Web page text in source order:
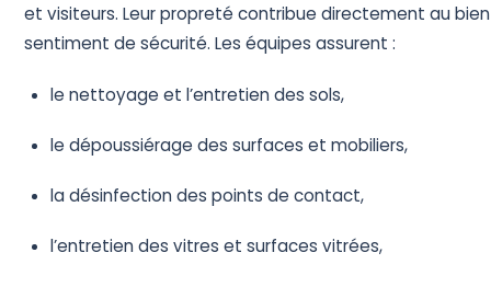
et visiteurs. Leur propreté contribue directement au
sentiment de sécurité. Les équipes assurent :
le nettoyage et l’entretien des sols,
le dépoussiérage des surfaces et mobiliers,
la désinfection des points de contact,
l’entretien des vitres et surfaces vitrées,